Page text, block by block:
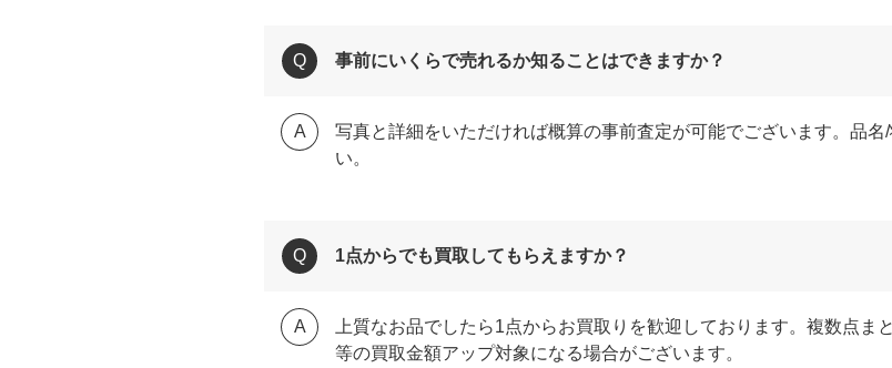
事前にいくらで売れるか知ることはできますか？
写真と詳細をいただければ概算の事前査定が可能でございます。品
い。
1点からでも買取してもらえますか？
上質なお品でしたら1点からお買取りを歓迎しております。複数点ま
等の買取金額アップ対象になる場合がございます。